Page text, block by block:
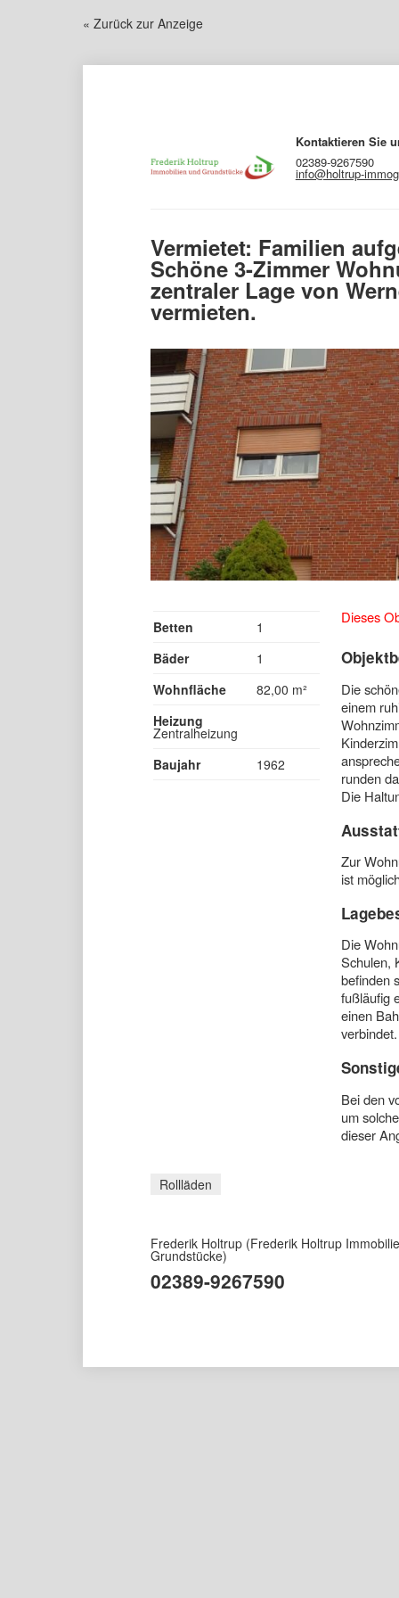
« Zurück zur Anzeige
Kontaktieren Sie
02389-9267590
info@holtrup-
Vermietet: Familien
Schöne 3-Zimmer
zentraler Lage von
vermieten.
Betten
1
Bäder
1
Wohnfläche
82,00 m²
Heizung
Zentralheizung
Baujahr
1962
Dieses
Die
einem
runden
Die
Zur
ist
Die
Schulen,
befinden
fußläufig
einen
Bei den
um
dieser
Rollläden
Frederik Holtrup (Frederik Holtrup
Grundstücke)
02389-9267590